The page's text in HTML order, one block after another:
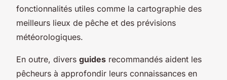
fonctionnalités utiles comme la cartographie des
meilleurs lieux de pêche et des prévisions
météorologiques.
En outre, divers guides recommandés aident les
pêcheurs à approfondir leurs connaissances en